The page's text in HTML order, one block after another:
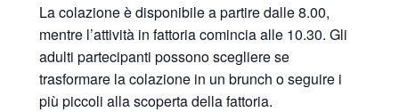
La colazione è disponibile a partire dalle 8.00,
mentre l’attività in fattoria comincia alle 10.30. Gli
adulti partecipanti possono scegliere se
trasformare la colazione in un brunch o seguire i
più piccoli alla scoperta della fattoria.